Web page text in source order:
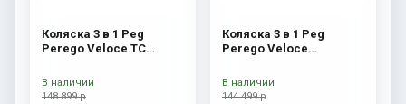
Коляска 3 в 1 Peg
Perego Veloce TC
Bark New
148 899 р
В наличии
Коляска 3 в 1 Peg
Perego Veloce
Amour
144 499 р
В наличии